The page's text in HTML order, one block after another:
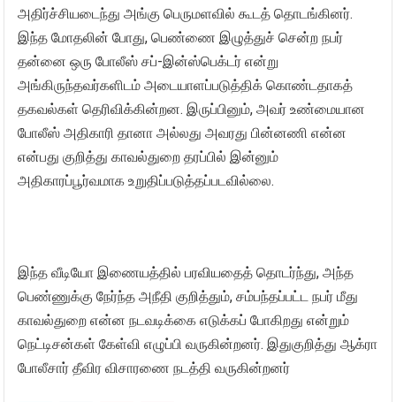
அதிர்ச்சியடைந்து அங்கு பெருமளவில் கூடத் தொடங்கினர்.
இந்த மோதலின் போது, பெண்ணை இழுத்துச் சென்ற நபர்
தன்னை ஒரு போலீஸ் சப்-இன்ஸ்பெக்டர் என்று
அங்கிருந்தவர்களிடம் அடையாளப்படுத்திக் கொண்டதாகத்
தகவல்கள் தெரிவிக்கின்றன. இருப்பினும், அவர் உண்மையான
போலீஸ் அதிகாரி தானா அல்லது அவரது பின்னணி என்ன
என்பது குறித்து காவல்துறை தரப்பில் இன்னும்
அதிகாரப்பூர்வமாக உறுதிப்படுத்தப்படவில்லை.
இந்த வீடியோ இணையத்தில் பரவியதைத் தொடர்ந்து, அந்த
பெண்ணுக்கு நேர்ந்த அநீதி குறித்தும், சம்பந்தப்பட்ட நபர் மீது
காவல்துறை என்ன நடவடிக்கை எடுக்கப் போகிறது என்றும்
நெட்டிசன்கள் கேள்வி எழுப்பி வருகின்றனர். இதுகுறித்து ஆக்ரா
போலீசார் தீவிர விசாரணை நடத்தி வருகின்றனர்